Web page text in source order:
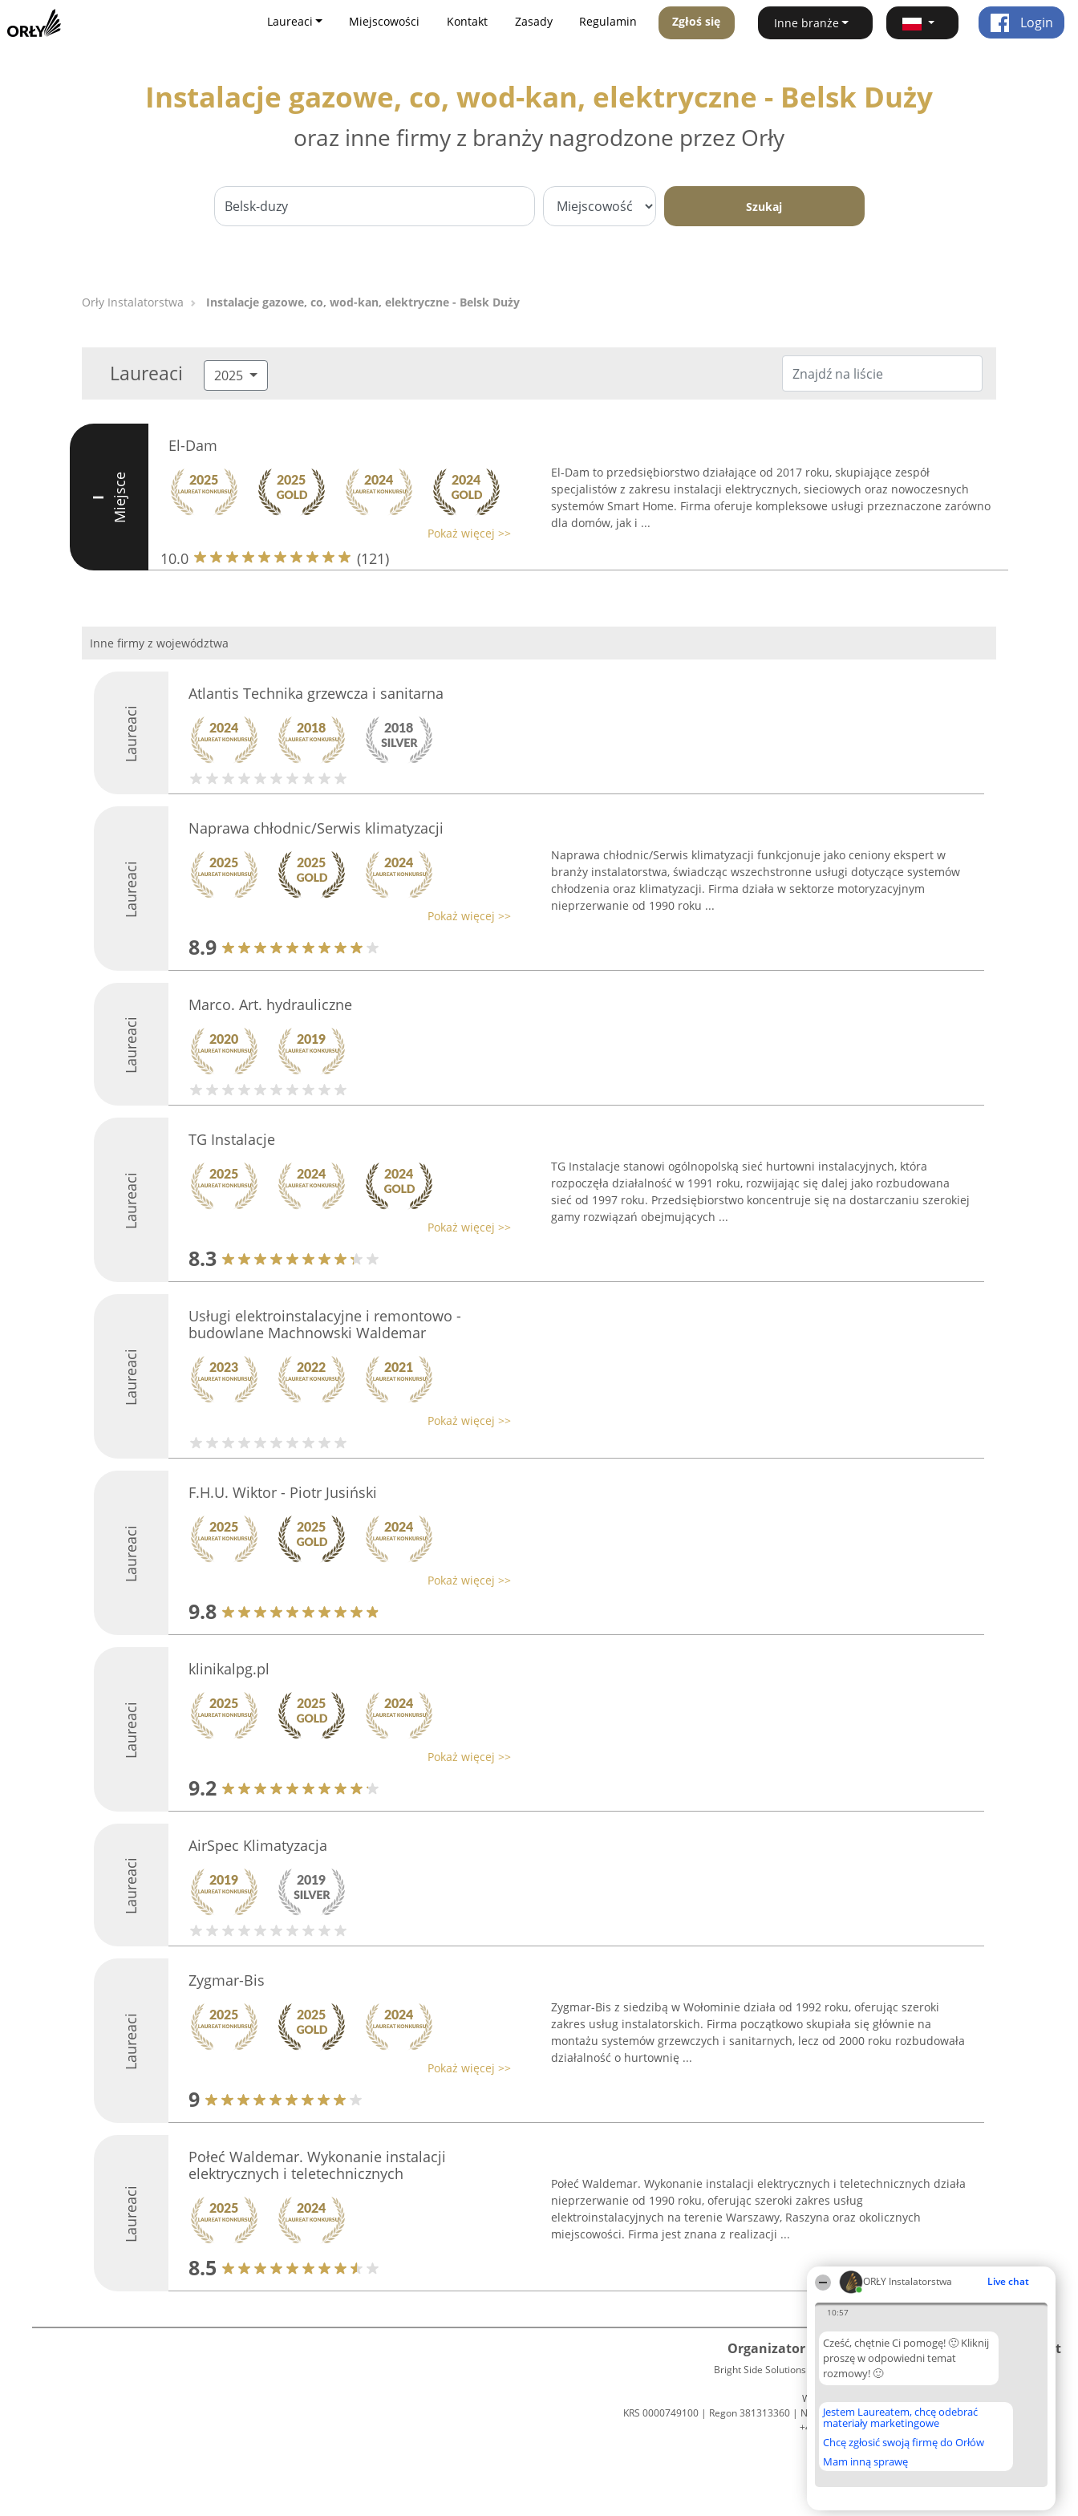
ORŁY Instalatorstwa Live chat
10:57
Cześć, chętnie Ci pomogę! 🙂 Kliknij
proszę w odpowiedni temat
rozmowy! 🙂
Jestem Laureatem, chcę odebrać
materiały marketingowe
Chcę zgłosić swoją firmę do Orłów
Mam inną sprawę
Laureaci Miejscowości Kontakt Zasady Regulamin Zgłoś się Inne branże Login
Instalacje gazowe, co, wod-kan, elektryczne - Belsk Duży
oraz inne firmy z branży nagrodzone przez Orły
Szukaj
Orły Instalatorstwa Instalacje gazowe, co, wod-kan, elektryczne - Belsk Duży
Laureaci 2025
I Miejsce
El-Dam
Pokaż więcej >>
10.0 (121)
El-Dam to przedsiębiorstwo działające od 2017 roku, skupiające zespół
specjalistów z zakresu instalacji elektrycznych, sieciowych oraz nowoczesnych
systemów Smart Home. Firma oferuje kompleksowe usługi przeznaczone zarówno
dla domów, jak i ...
Inne firmy z województwa
Laureaci
Atlantis Technika grzewcza i sanitarna
Laureaci
Naprawa chłodnic/Serwis klimatyzacji
Pokaż więcej >>
8.9
Naprawa chłodnic/Serwis klimatyzacji funkcjonuje jako ceniony ekspert w
branży instalatorstwa, świadcząc wszechstronne usługi dotyczące systemów
chłodzenia oraz klimatyzacji. Firma działa w sektorze motoryzacyjnym
nieprzerwanie od 1990 roku ...
Laureaci
Marco. Art. hydrauliczne
Laureaci
TG Instalacje
Pokaż więcej >>
8.3
TG Instalacje stanowi ogólnopolską sieć hurtowni instalacyjnych, która
rozpoczęła działalność w 1991 roku, rozwijając się dalej jako rozbudowana
sieć od 1997 roku. Przedsiębiorstwo koncentruje się na dostarczaniu szerokiej
gamy rozwiązań obejmujących ...
Laureaci
Usługi elektroinstalacyjne i remontowo -
budowlane Machnowski Waldemar
Pokaż więcej >>
Laureaci
F.H.U. Wiktor - Piotr Jusiński
Pokaż więcej >>
9.8
Laureaci
klinikalpg.pl
Pokaż więcej >>
9.2
Laureaci
AirSpec Klimatyzacja
Laureaci
Zygmar-Bis
Pokaż więcej >>
9
Zygmar-Bis z siedzibą w Wołominie działa od 1992 roku, oferując szeroki
zakres usług instalatorskich. Firma początkowo skupiała się głównie na
montażu systemów grzewczych i sanitarnych, lecz od 2000 roku rozbudowała
działalność o hurtownię ...
Laureaci
Połeć Waldemar. Wykonanie instalacji
elektrycznych i teletechnicznych
8.5
Połeć Waldemar. Wykonanie instalacji elektrycznych i teletechnicznych działa
nieprzerwanie od 1990 roku, oferując szeroki zakres usług
elektroinstalacyjnych na terenie Warszawy, Raszyna oraz okolicznych
miejscowości. Firma jest znana z realizacji ...
Organizator plebiscytu
Bright Side Solutions sp. z o. o. sp. k.
ul. Ruska 22
Wrocław 50-079
KRS 0000749100 | Regon 381313360 | NIP 8943132676
+48 508 492 400
Plebiscyt
Lista
Laureatów
Zasady
Regulamin
Prywatności
Kontakt